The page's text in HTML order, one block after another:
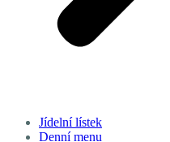
Jídelní lístek
Denní menu